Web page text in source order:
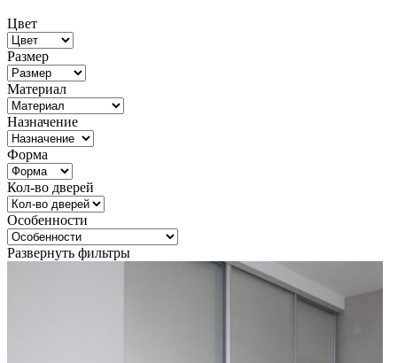
Цвет
Размер
Материал
Назначение
Форма
Кол-во дверей
Особенности
Развернуть фильтры